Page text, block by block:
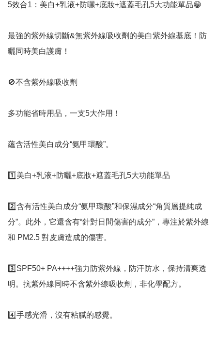
5效合1：美白+乳液+防曬+底妝+遮蓋毛孔5大功能單品😁
最強的紫外線切斷&無紫外線吸收劑的美白紫外線基底！防
曬同時美白護膚！
🚫不含紫外線吸收劑
多功能省時用品，一支5大作用！
蘊含活性美白成分“氨甲環酸”。
1️⃣美白+乳液+防曬+底妝+遮蓋毛孔5大功能單品
2️⃣含有活性美白成分“氨甲環酸”和保濕成分“角質層提純成
分”。此外，它還含有“針對日間傷害的成分”，專注於紫外線
和 PM2.5 對皮膚造成的傷害。
3️⃣SPF50+ PA++++強力防紫外線，防汗防水，保持清爽透
明。抗紫外線同時不含紫外線吸收劑，非化學配方。
4️⃣手感光滑，沒有粘膩的感覺。